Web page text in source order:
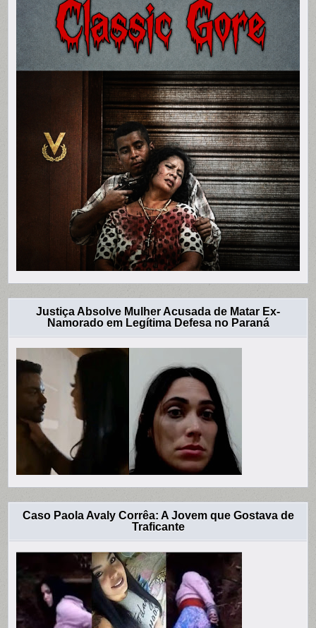
Justiça Absolve Mulher Acusada de Matar Ex-
Namorado em Legítima Defesa no Paraná
Caso Paola Avaly Corrêa: A Jovem que Gostava de
Traficante